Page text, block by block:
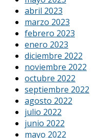
abril 2023
marzo 2023
febrero 2023
enero 2023
diciembre 2022
noviembre 2022
octubre 2022
septiembre 2022
agosto 2022
julio 2022
junio 2022
mayo 2022